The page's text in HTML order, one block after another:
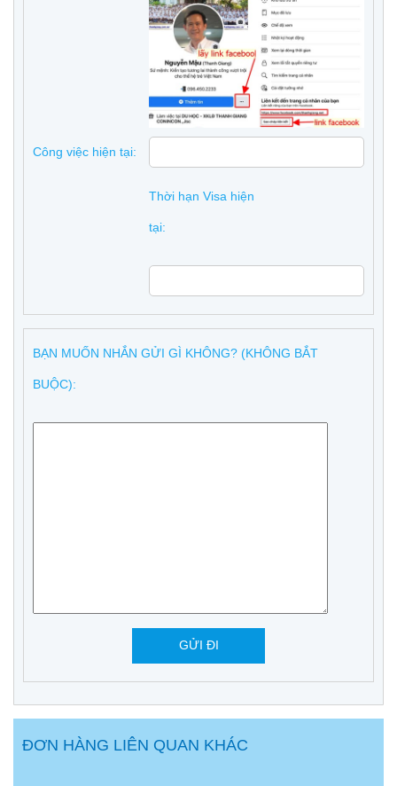
Công việc hiện tại:
Thời hạn Visa hiện
tại:
BẠN MUỐN NHẮN GỬI GÌ KHÔNG? (KHÔNG BẮT
BUỘC):
ĐƠN HÀNG LIÊN QUAN KHÁC